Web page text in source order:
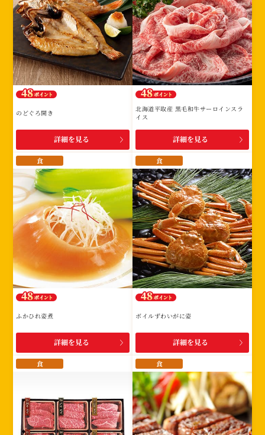
のどぐろ開き
詳細を見る
北海道平取産 黒毛和牛サーロインスラ
イス
詳細を見る
食
ふかひれ姿煮
詳細を見る
食
ボイルずわいがに姿
詳細を見る
食 食